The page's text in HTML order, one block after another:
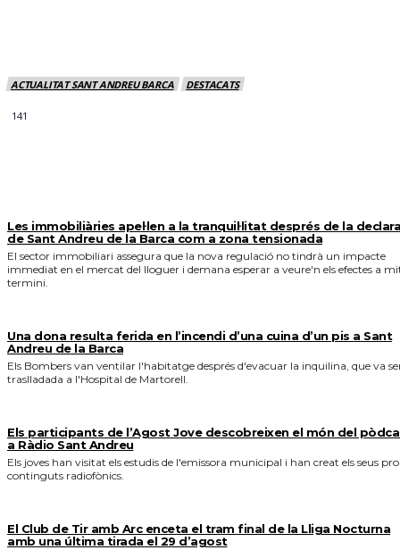
ACTUALITAT SANT ANDREU BARCA DESTACATS
141
Les immobiliàries apel·len a la tranquil·litat després de la
de Sant Andreu de la Barca com a zona tensionada
El sector immobiliari assegura que la nova regulació no tindrà un impacte
immediat en el mercat del lloguer i demana esperar a veure'n els efectes a
termini.
Una dona resulta ferida en l’incendi d’una cuina d’un pis a Sant
Andreu de la Barca
Els Bombers van ventilar l'habitatge després d'evacuar la inquilina, que va
traslladada a l'Hospital de Martorell.
Els participants de l’Agost Jove descobreixen el món del
a Ràdio Sant Andreu
Els joves han visitat els estudis de l'emissora municipal i han creat els seus
continguts radiofònics.
El Club de Tir amb Arc enceta el tram final de la Lliga Nocturna
amb una última tirada el 29 d’agost